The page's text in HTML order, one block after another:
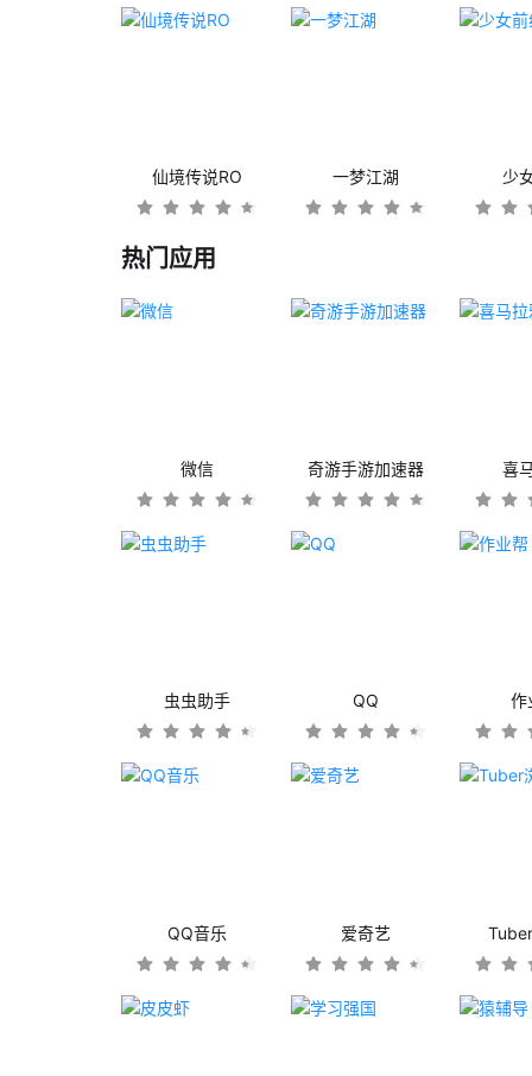
仙境传说RO 一梦江湖 少
热门应用
微信 奇游手游加速器 喜
虫虫助手 QQ 作
QQ音乐 爱奇艺